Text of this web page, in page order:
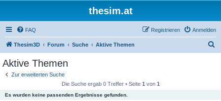
thesim.at
FAQ Anmelden
Registrieren
Thesim3D Forum Suche Aktive Themen
Aktive Themen
Zur erweiterten Suche
Die Suche ergab 0 Treffer • Seite 1 von 1
Es wurden keine passenden Ergebnisse gefunden.